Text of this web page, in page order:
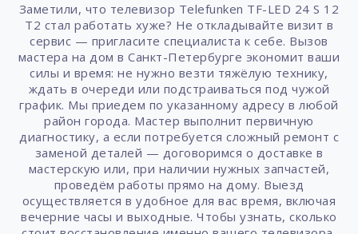
Заметили, что телевизор Telefunken TF-LED 24 S 12
T2 стал работать хуже? Не откладывайте визит в
сервис — пригласите специалиста к себе. Вызов
мастера на дом в Санкт-Петербурге экономит ваши
силы и время: не нужно везти тяжёлую технику,
ждать в очереди или подстраиваться под чужой
график. Мы приедем по указанному адресу в любой
район города. Мастер выполнит первичную
диагностику, а если потребуется сложный ремонт с
заменой деталей — договоримся о доставке в
мастерскую или, при наличии нужных запчастей,
проведём работы прямо на дому. Выезд
осуществляется в удобное для вас время, включая
вечерние часы и выходные. Чтобы узнать, сколько